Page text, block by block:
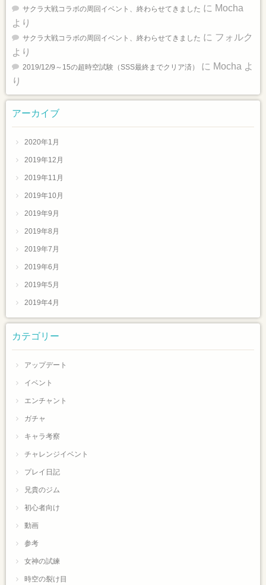
サクラ大戦コラボの周回イベント、終わらせてきました に Mocha
より
サクラ大戦コラボの周回イベント、終わらせてきました に フォルク
より
2019/12/9～15の超時空試験（SSS最終までクリア済） に Mocha よ
り
アーカイブ
2020年1月
2019年12月
2019年11月
2019年10月
2019年9月
2019年8月
2019年7月
2019年6月
2019年5月
2019年4月
カテゴリー
アップデート
イベント
エンチャント
ガチャ
キャラ考察
チャレンジイベント
プレイ日記
兄貴のジム
初心者向け
動画
参考
女神の試練
時空の裂け目